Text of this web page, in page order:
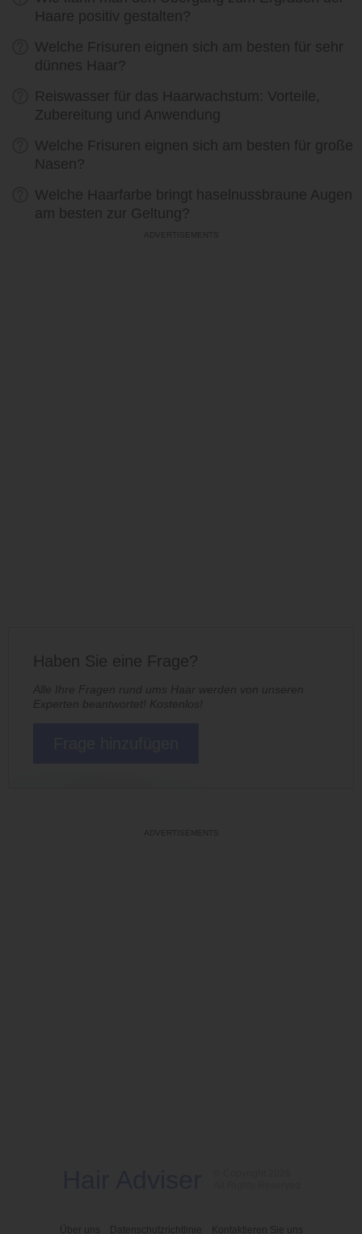
Haare positiv gestalten?
Welche Frisuren eignen sich am besten für sehr
dünnes Haar?
Reiswasser für das Haarwachstum: Vorteile,
Zubereitung und Anwendung
Welche Frisuren eignen sich am besten für große
Nasen?
Welche Haarfarbe bringt haselnussbraune Augen
am besten zur Geltung?
Haben Sie eine Frage?
Alle Ihre Fragen rund ums Haar werden von unseren
Experten beantwortet! Kostenlos!
Über uns Datenschutzrichtlinie Kontaktieren Sie uns